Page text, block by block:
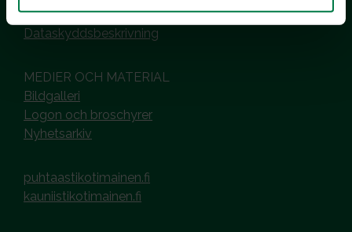
Hantering av cookies
Dataskyddsbeskrivning
MEDIER OCH MATERIAL
Bildgalleri
Logon och broschyrer
Nyhetsarkiv
puhtaastikotimainen.fi
kauniistikotimainen.fi